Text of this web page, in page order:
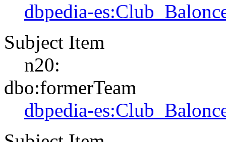
dbpedia-
Subject Item
n20:
dbo:formerTeam
dbpedia-